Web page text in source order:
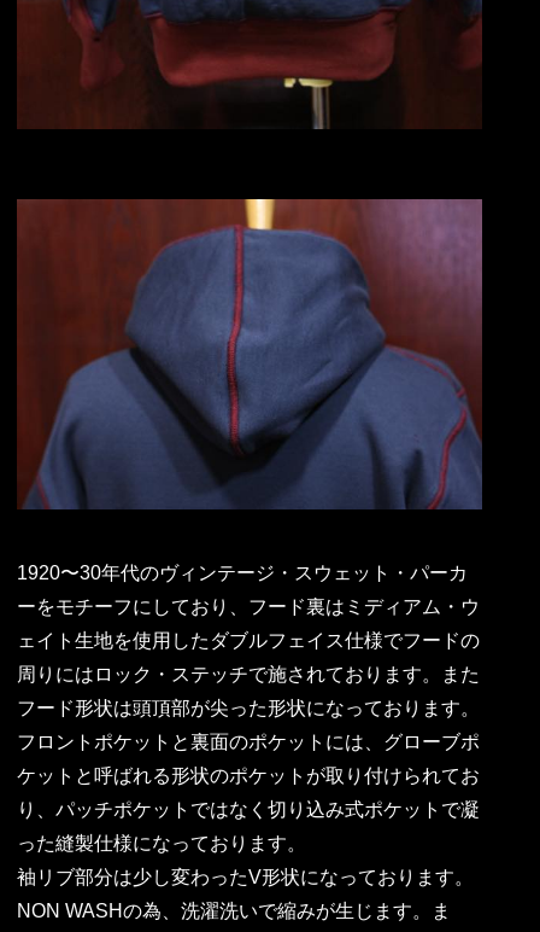
1920〜30年代のヴィンテージ・スウェット・パーカ
ーをモチーフにしており、フード裏はミディアム・ウ
ェイト生地を使用したダブルフェイス仕様でフードの
周りにはロック・ステッチで施されております。また
フード形状は頭頂部が尖った形状になっております。
フロントポケットと裏面のポケットには、グローブポ
ケットと呼ばれる形状のポケットが取り付けられてお
り、パッチポケットではなく切り込み式ポケットで凝
った縫製仕様になっております。
袖リブ部分は少し変わったV形状になっております。
NON WASHの為、洗濯洗いで縮みが生じます。ま